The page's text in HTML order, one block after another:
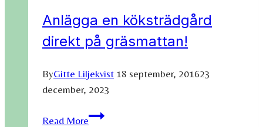
Anlägga en köksträdgård
direkt på gräsmattan!
ByGitte Liljekvist 18 september, 201623
december, 2023
Read MoreAnlägga